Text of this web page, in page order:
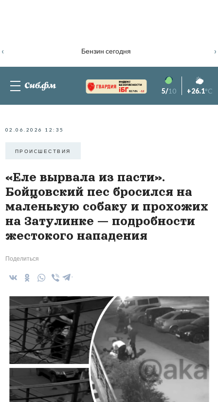
Бензин сегодня
‹ ›
82.76% -1.2 5/10 +26.1°C
02.06.2026 12:35
ПРОИCШЕСТВИЯ
«Еле вырвала из пасти».
Бойцовский пес бросился на
маленькую собаку и прохожих
на Затулинке — подробности
жестокого нападения
Поделиться